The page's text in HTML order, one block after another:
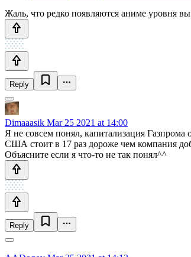
Жаль, что редко появляются аниме уровня
Reply
Dimaaasik Mar 25 2021 at 14:00
Я не совсем понял, капитализация
США стоит в 17 раз дороже чем компания
Объясните если я что-то не так понял^^
Reply